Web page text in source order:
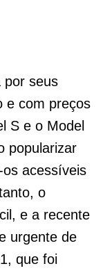
por seus
e com preços
S e o Model
popularizar
acessíveis
o
e a recente
urgente de
que foi